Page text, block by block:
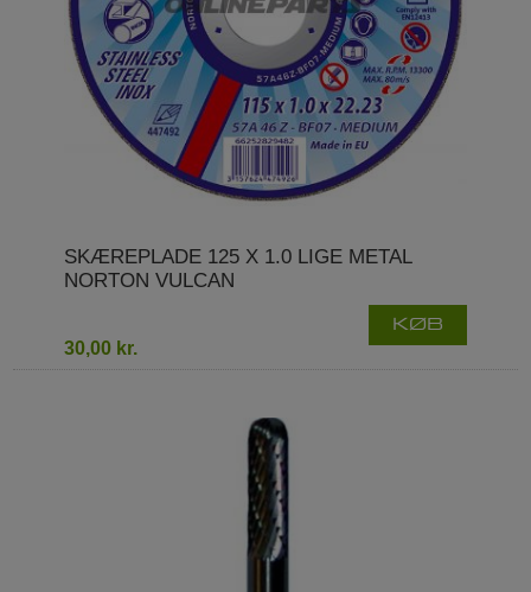
SKÆREPLADE 125 X 1.0 LIGE METAL
NORTON VULCAN
30,00 kr.
KØB